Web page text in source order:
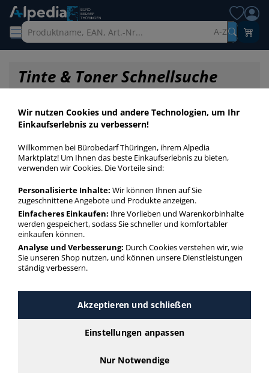
A-Z
Tinte & Toner Schnellsuche
Startseite »
Druckerpatronen Original T7553
Druckerpatronen Original
T7553 > Modellnummer T7553
Druckerpatronen Original T7553 in bester Qualität zum
T7553 mit unserer Filter-Funktion.
Wir nutzen Cookies und andere Technologien, um Ihr
Einkaufserlebnis zu verbessern!
Willkommen bei Bürobedarf Thüringen, ihrem Alpedia
Marktplatz! Um Ihnen das beste Einkaufserlebnis zu bieten,
verwenden wir Cookies. Die Vorteile sind:
Personalisierte Inhalte: Wir können Ihnen auf Sie
zugeschnittene Angebote und Produkte anzeigen.
Einfacheres Einkaufen: Ihre Vorlieben und Warenkorbinhalte
werden gespeichert, sodass Sie schneller und komfortabler
einkaufen können.
Analyse und Verbesserung: Durch Cookies verstehen wir, wie
Sie unseren Shop nutzen, und können unsere Dienstleistungen
ständig verbessern.
Akzeptieren und schließen
Einstellungen anpassen
Nur Notwendige